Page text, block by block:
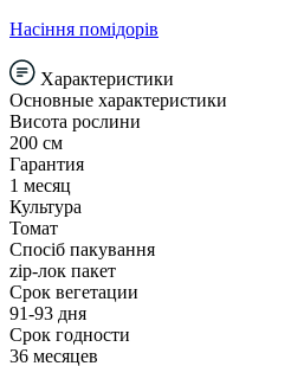
Насіння помідорів
Характеристики
Основные характеристики
Висота рослини
200 см
Гарантия
1 месяц
Культура
Томат
Спосіб пакування
zip-лок пакет
Срок вегетации
91-93 дня
Срок годности
36 месяцев